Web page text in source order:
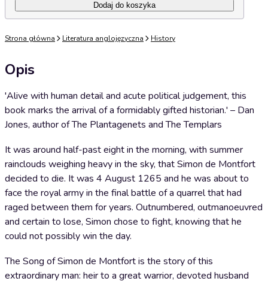
Dodaj do koszyka
Strona główna Literatura anglojęzyczna History
Opis
'Alive with human detail and acute political judgement, this
book marks the arrival of a formidably gifted historian.' – Dan
Jones, author of The Plantagenets and The Templars
It was around half-past eight in the morning, with summer
rainclouds weighing heavy in the sky, that Simon de Montfort
decided to die. It was 4 August 1265 and he was about to
face the royal army in the final battle of a quarrel that had
raged between them for years. Outnumbered, outmanoeuvred
and certain to lose, Simon chose to fight, knowing that he
could not possibly win the day.
The Song of Simon de Montfort is the story of this
extraordinary man: heir to a great warrior, devoted husband